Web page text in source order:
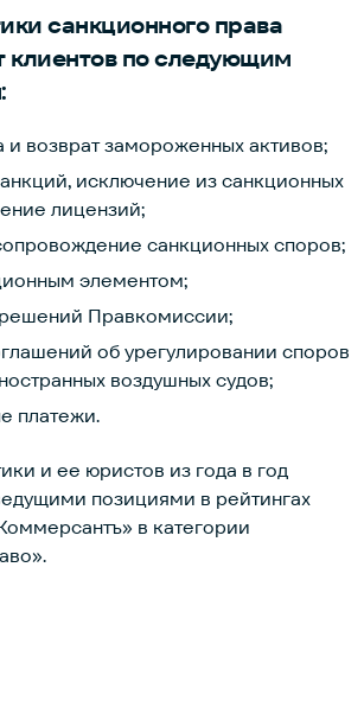
санкционного права
клиентов по следующим
и возврат замороженных активов;
исключение из санкционных
лицензий;
санкционных споров;
элементом;
Правкомиссии;
об урегулировании споров
воздушных судов;
платежи.
и ее юристов из года в год
позициями в рейтингах
в категории